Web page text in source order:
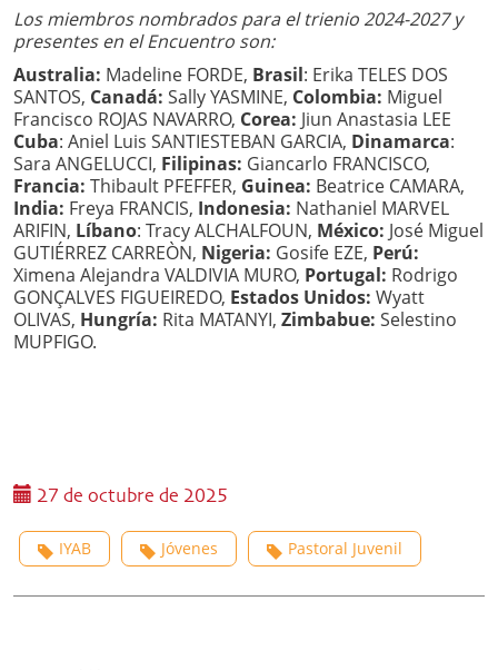
Los miembros nombrados para el trienio 2024-2027 y
presentes en el Encuentro son:
Australia: Madeline FORDE, Brasil: Erika TELES DOS
SANTOS, Canadá: Sally YASMINE, Colombia: Miguel
Francisco ROJAS NAVARRO, Corea: Jiun Anastasia LEE
Cuba: Aniel Luis SANTIESTEBAN GARCIA, Dinamarca:
Sara ANGELUCCI, Filipinas: Giancarlo FRANCISCO,
Francia: Thibault PFEFFER, Guinea: Beatrice CAMARA,
India: Freya FRANCIS, Indonesia: Nathaniel MARVEL
ARIFIN, Líbano: Tracy ALCHALFOUN, México: José Miguel
GUTIÉRREZ CARREÒN, Nigeria: Gosife EZE, Perú:
Ximena Alejandra VALDIVIA MURO, Portugal: Rodrigo
GONÇALVES FIGUEIREDO, Estados Unidos: Wyatt
OLIVAS, Hungría: Rita MATANYI, Zimbabue: Selestino
MUPFIGO.
27 de octubre de 2025
IYAB Jóvenes Pastoral Juvenil